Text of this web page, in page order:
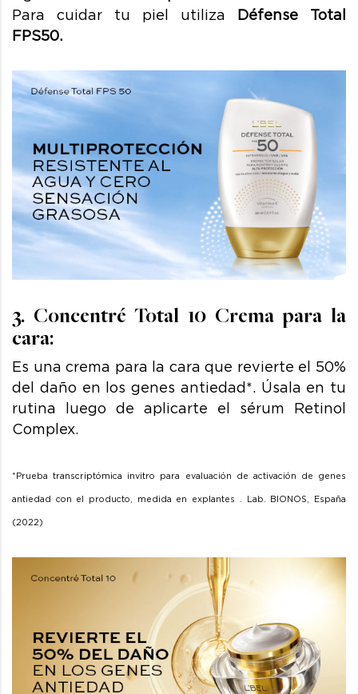
Para cuidar tu piel utiliza Défense Total
FPS50.
3. Concentré Total 10 Crema para la
cara:
Es una crema para la cara que revierte el 50%
del daño en los genes antiedad*. Úsala en tu
rutina luego de aplicarte el sérum Retinol
Complex.
*Prueba transcriptómica invitro para evaluación de activación de genes
antiedad con el producto, medida en explantes . Lab. BIONOS, España
(2022)